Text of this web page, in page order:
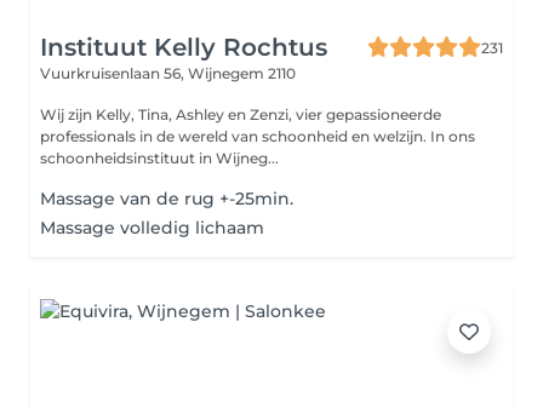
Instituut Kelly Rochtus
231
Vuurkruisenlaan 56, Wijnegem 2110
Wij zijn Kelly, Tina, Ashley en Zenzi, vier gepassioneerde
professionals in de wereld van schoonheid en welzijn. In ons
schoonheidsinstituut in Wijneg...
Massage van de rug +-25min.
Massage volledig lichaam